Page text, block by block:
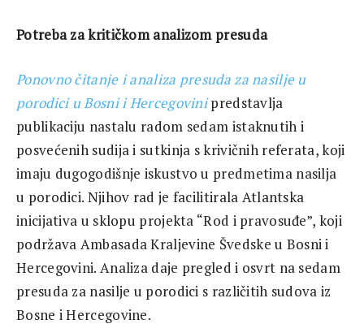
Potreba za kritičkom analizom presuda
Ponovno čitanje i analiza presuda za nasilje u
porodici u Bosni i Hercegovinipredstavlja
publikaciju nastalu radom sedam istaknutih i
posvećenih sudija i sutkinja s krivičnih referata, koji
imaju dugogodišnje iskustvo u predmetima nasilja
u porodici. Njihov rad je facilitirala Atlantska
inicijativa u sklopu projekta “Rod i pravosuđe”, koji
podržava Ambasada Kraljevine Švedske u Bosni i
Hercegovini. Analiza daje pregled i osvrt na sedam
presuda za nasilje u porodici s različitih sudova iz
Bosne i Hercegovine.